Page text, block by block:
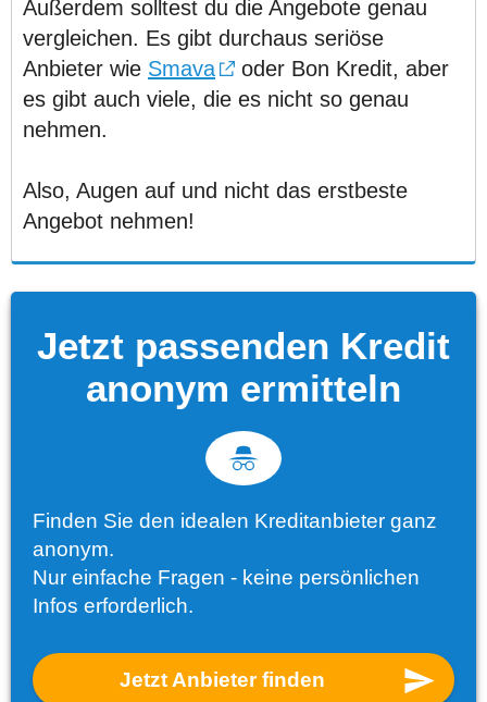
Außerdem solltest du die Angebote genau
vergleichen. Es gibt durchaus seriöse
Anbieter wie Smava
oder Bon Kredit, aber
es gibt auch viele, die es nicht so genau
nehmen.
Also, Augen auf und nicht das erstbeste
Angebot nehmen!
Jetzt passenden Kredit
anonym ermitteln
Finden Sie den idealen Kreditanbieter ganz
anonym.
Nur einfache Fragen - keine persönlichen
Infos erforderlich.
Jetzt Anbieter finden